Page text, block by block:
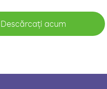
Descărcați acum